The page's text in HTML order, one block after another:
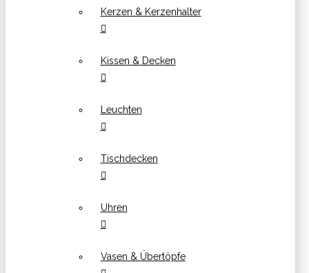
Kerzen & Kerzenhalter
Kissen & Decken
Leuchten
Tischdecken
Uhren
Vasen & Übertöpfe